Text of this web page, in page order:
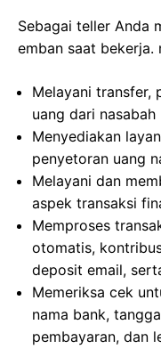
Sebagai teller Anda
emban saat bekerja.
Melayani transfer,
uang dari nasabah
Menyediakan
penyetoran uang
Melayani dan
aspek transaksi
Memproses
otomatis,
deposit email,
Memeriksa cek
nama bank,
pembayaran, dan